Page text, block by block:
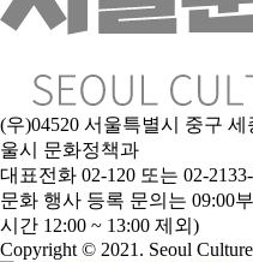
(우)04520 서울특별시 중구
울시 문화정책과
대표전화 02-120 또는 02-
문화 행사 등록 문의는 09:00
시간 12:00 ~ 13:00 제외)
Copyright © 2021. Seoul